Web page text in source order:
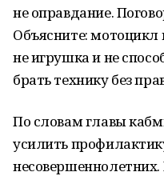
не оправдание.
Объясните: мотоцикл
не игрушка и не
брать технику без
По словам главы
усилить